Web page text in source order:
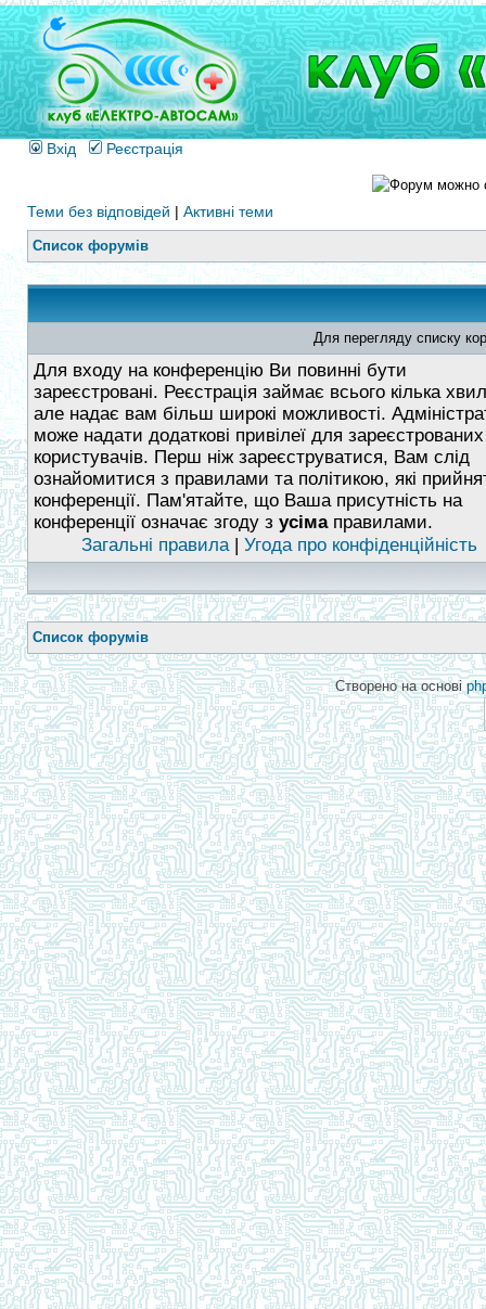
Вхід Реєстрація
Теми без відповідей | Активні теми
Список форумів
Для перегляду списку
Для входу на конференцію Ви повинні бути
зареєстровані. Реєстрація займає всього кілька
але надає вам більш широкі можливості.
може надати додаткові привілеї для зареєстрованих
користувачів. Перш ніж зареєструватися, Вам слід
ознайомитися з правилами та політикою, які
конференції. Пам'ятайте, що Ваша присутність на
конференції означає згоду з усімаправилами.
Загальні правила| Угода про конфіденційність
Список форумів
Створено на основі